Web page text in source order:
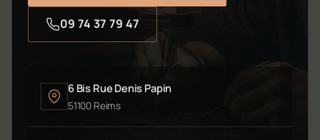
09 74 37 79 47
6 Bis Rue Denis Papin
51100 Reims